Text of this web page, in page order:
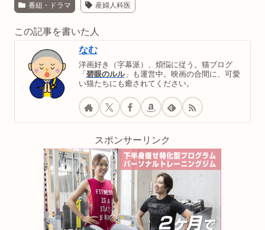
番組・ドラマ 産婦人科医
この記事を書いた人
なむ
洋画好き（字幕派）、煩悩に従う。猫ブログ
「碧眼のルル」も運営中。映画の合間に、可愛
い猫たちにも癒されてください。
スポンサーリンク